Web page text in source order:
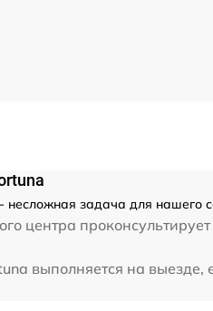
несложная задача для нашего
центра
выполняется на